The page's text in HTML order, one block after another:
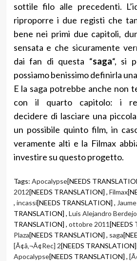
sottile filo alle precedenti.
riproporre i due registi che
bene nei primi due capitoli,
sensata e che sicuramente
dai fan di questa “saga“, si
possiamo benissimo definirla
E la saga potrebbe anche non
con il quarto capitolo: i
decidere di lasciare una
un possibile quinto film, in
veramente alti e la Filmax
investire su questo progetto.
Tags: Apocalypse[NEEDS
2012[NEEDS TRANSLATION] , Filmax
, incassi[NEEDS TRANSLATION] ,
TRANSLATION] , Luis Alejandro Berdejo
TRANSLATION] , ottobre 2011[NEEDS
Plaza[NEEDS TRANSLATION] , saga
[Ã¢â‚¬Â¢Rec] 2[NEEDS TRANSLATION]
Apocalypse[NEEDS TRANSLATION] ,